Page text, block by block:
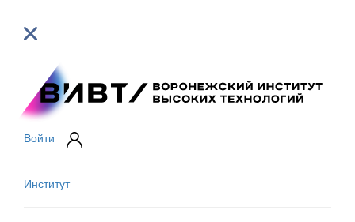
Войти
Институт